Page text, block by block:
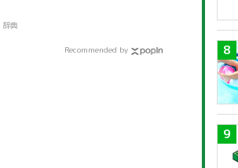
辞典
Recommended by